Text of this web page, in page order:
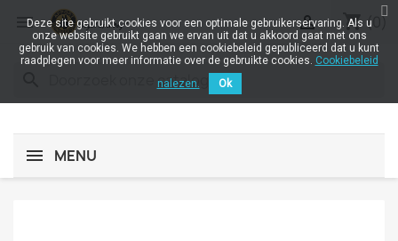
 shopping_cart (0)

MENU
Deze site gebruikt cookies voor een optimale gebruikerservaring. Als u
onze website gebruikt gaan we ervan uit dat u akkoord gaat met ons
gebruik van cookies. We hebben een cookiebeleid gepubliceerd dat u kunt
raadplegen voor meer informatie over de gebruikte cookies. Cookiebeleid
nalezen.
Ok